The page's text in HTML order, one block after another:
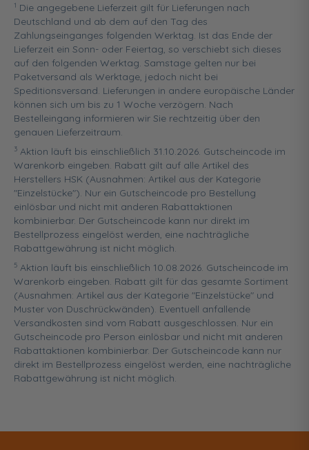
1 Die angegebene Lieferzeit gilt für Lieferungen nach
Deutschland und ab dem auf den Tag des
Zahlungseinganges folgenden Werktag. Ist das Ende der
Lieferzeit ein Sonn- oder Feiertag, so verschiebt sich dieses
auf den folgenden Werktag. Samstage gelten nur bei
Paketversand als Werktage, jedoch nicht bei
Speditionsversand. Lieferungen in andere europäische Länder
können sich um bis zu 1 Woche verzögern. Nach
Bestelleingang informieren wir Sie rechtzeitig über den
genauen Lieferzeitraum.
3 Aktion läuft bis einschließlich 31.10.2026. Gutscheincode im
Warenkorb eingeben. Rabatt gilt auf alle Artikel des
Herstellers HSK (Ausnahmen: Artikel aus der Kategorie
"Einzelstücke"). Nur ein Gutscheincode pro Bestellung
einlösbar und nicht mit anderen Rabattaktionen
kombinierbar. Der Gutscheincode kann nur direkt im
Bestellprozess eingelöst werden, eine nachträgliche
Rabattgewährung ist nicht möglich.
5 Aktion läuft bis einschließlich 10.08.2026. Gutscheincode im
Warenkorb eingeben. Rabatt gilt für das gesamte Sortiment
(Ausnahmen: Artikel aus der Kategorie "Einzelstücke" und
Muster von Duschrückwänden). Eventuell anfallende
Versandkosten sind vom Rabatt ausgeschlossen. Nur ein
Gutscheincode pro Person einlösbar und nicht mit anderen
Rabattaktionen kombinierbar. Der Gutscheincode kann nur
direkt im Bestellprozess eingelöst werden, eine nachträgliche
Rabattgewährung ist nicht möglich.